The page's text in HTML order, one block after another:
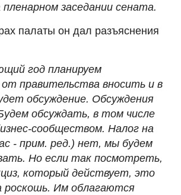
заседании сената.
палаты он дал разъяснения
год планируем
правительства вносить и в
обсуждение. Обсуждения
обсуждать, в том числе
сообществом. Налог на
- прим. ред.) нет, мы будем
Но если так посмотреть,
который действует, это
роскошь. Им облагаются